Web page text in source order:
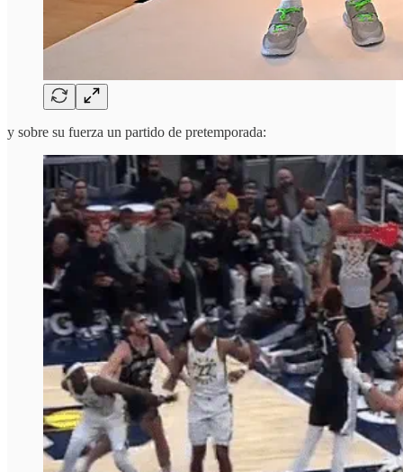
y sobre su fuerza un partido de pretemporada: